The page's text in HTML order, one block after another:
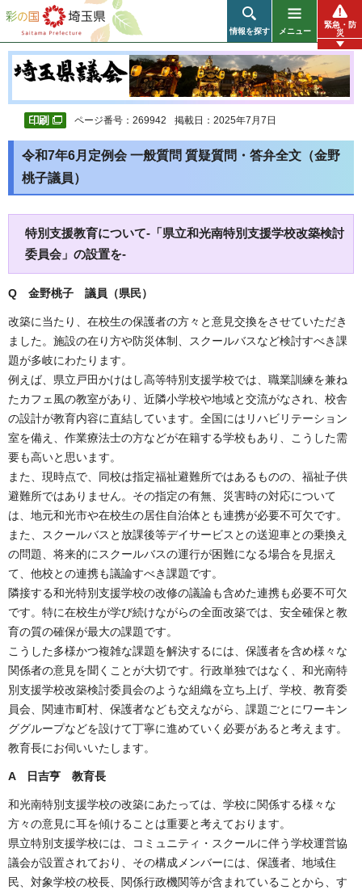
彩の国 埼玉県
情報を探す メニュー
緊急・防
災
ページ番号：269942 掲載日：2025年7月7日
令和7年6月定例会 一般質問 質疑質問・答弁全文（金野
桃子議員）
特別支援教育について-「県立和光南特別支援学校改築検討
委員会」の設置を-
Q 金野桃子 議員（県民）
改築に当たり、在校生の保護者の方々と意見交換をさせていただき
ました。施設の在り方や防災体制、スクールバスなど検討すべき課
題が多岐にわたります。
例えば、県立戸田かけはし高等特別支援学校では、職業訓練を兼ね
たカフェ風の教室があり、近隣小学校や地域と交流がなされ、校舎
の設計が教育内容に直結しています。全国にはリハビリテーション
室を備え、作業療法士の方などが在籍する学校もあり、こうした需
要も高いと思います。
また、現時点で、同校は指定福祉避難所ではあるものの、福祉子供
避難所ではありません。その指定の有無、災害時の対応について
は、地元和光市や在校生の居住自治体とも連携が必要不可欠です。
また、スクールバスと放課後等デイサービスとの送迎車との乗換え
の問題、将来的にスクールバスの運行が困難になる場合を見据え
て、他校との連携も議論すべき課題です。
隣接する和光特別支援学校の改修の議論も含めた連携も必要不可欠
です。特に在校生が学び続けながらの全面改築では、安全確保と教
育の質の確保が最大の課題です。
こうした多様かつ複雑な課題を解決するには、保護者を含め様々な
関係者の意見を聞くことが大切です。行政単独ではなく、和光南特
別支援学校改築検討委員会のような組織を立ち上げ、学校、教育委
員会、関連市町村、保護者なども交えながら、課題ごとにワーキン
ググループなどを設けて丁寧に進めていく必要があると考えます。
教育長にお伺いいたします。
A 日吉亨 教育長
和光南特別支援学校の改築にあたっては、学校に関係する様々な
方々の意見に耳を傾けることは重要と考えております。
県立特別支援学校には、コミュニティ・スクールに伴う学校運営協
議会が設置されており、その構成メンバーには、保護者、地域住
民、対象学校の校長、関係行政機関等が含まれていることから、す